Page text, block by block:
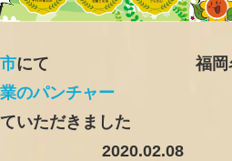
にて
のパンチャー
いただきました
2020.02.08
福岡